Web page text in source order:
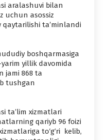
aralashuvi bilan
uchun asossiz
qaytarilishi ta’minlandi
boshqarmasiga
yarim yillik davomida
jami 868 ta
tushgan
ta’lim xizmatlari
qariyb 96 foizi
to‘g‘ri kelib,